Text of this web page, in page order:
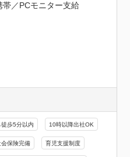
帯／PCモニター支給
歩5分以内 10時以降出社OK
会保険完備 育児支援制度